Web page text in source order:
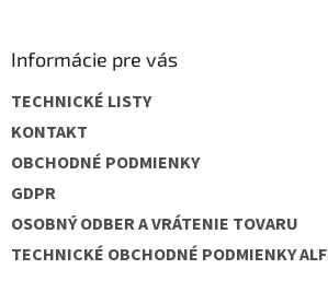
Informácie pre vás
TECHNICKÉ LISTY
KONTAKT
OBCHODNÉ PODMIENKY
GDPR
OSOBNÝ ODBER A VRÁTENIE TOVARU
TECHNICKÉ OBCHODNÉ PODMIENKY